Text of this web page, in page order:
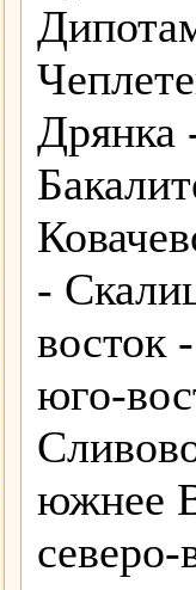
Дрянка
-
восток
юго-
южнее